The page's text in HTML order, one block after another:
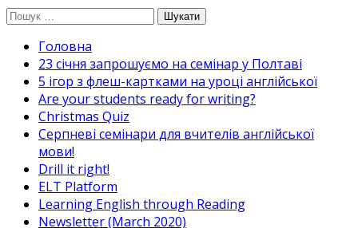
Перейти
вмісту
Пошук:
Головна
23 січня запрошуємо на семінар у Полтаві
5 ігор з флеш-картками на уроці англійської
Are your students ready for writing?
Christmas Quiz
Cерпневі семінари для вчителів англійської
мови!
Drill it right!
ELT Platform
Learning English through Reading
Newsletter (March 2020)